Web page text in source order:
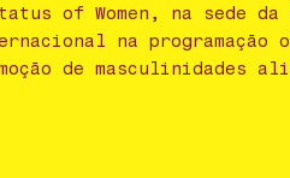
of Women, na sede da
na programação
de masculinidades